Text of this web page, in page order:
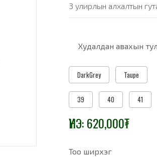
3 улирлын алхалтын
Худалдан авахын
DarkGrey Taupe
39 40 41
ҮНЭ:620,000₮
Тоо ширхэг